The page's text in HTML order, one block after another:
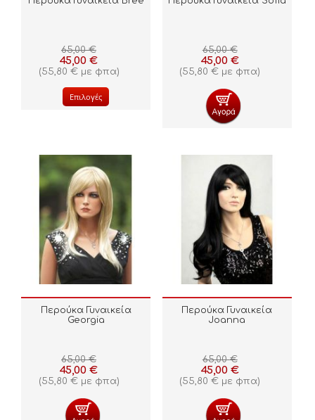
65,00 €
45,00 €
(55,80 €με φπα)
Επιλογές
65,00 €
45,00 €
(55,80 € με φπα)
Περούκα Γυναικεία
Georgia
65,00 €
45,00 €
(55,80 €με φπα)
Περούκα Γυναικεία
Joanna
65,00 €
45,00 €
(55,80 € με φπα)